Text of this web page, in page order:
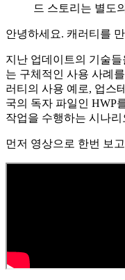
드 스토리는 별도
안녕하세요. 캐러티를
지난 업데이트의 기술
는 구체적인 사용 사례
러티의 사용 예로, 업스
국의 독자 파일인 HWP
작업을 수행하는 시나리
먼저 영상으로 한번 보